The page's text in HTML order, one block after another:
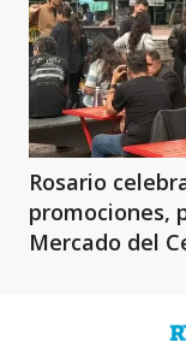
Rosario
promociones,
Mercado del